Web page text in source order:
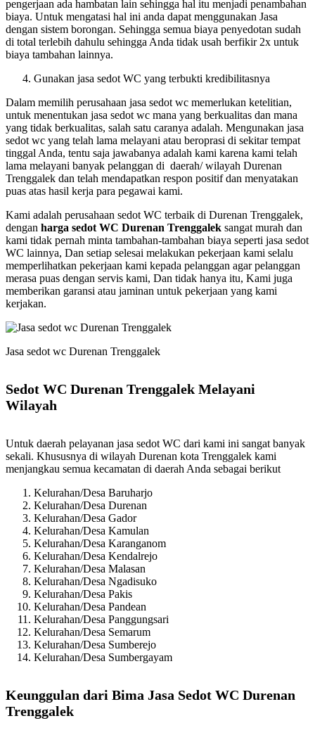
pengerjaan ada hambatan lain sehingga hal itu menjadi penambahan
biaya. Untuk mengatasi hal ini anda dapat menggunakan Jasa
dengan sistem borongan. Sehingga semua biaya penyedotan sudah
di total terlebih dahulu sehingga Anda tidak usah berfikir 2x untuk
biaya tambahan lainnya.
Gunakan jasa sedot WC yang terbukti kredibilitasnya
Dalam memilih perusahaan jasa sedot wc memerlukan ketelitian,
untuk menentukan jasa sedot wc mana yang berkualitas dan mana
yang tidak berkualitas, salah satu caranya adalah. Mengunakan jasa
sedot wc yang telah lama melayani atau beroprasi di sekitar tempat
tinggal Anda, tentu saja jawabanya adalah kami karena kami telah
lama melayani banyak pelanggan di daerah/ wilayah Durenan
Trenggalek dan telah mendapatkan respon positif dan menyatakan
puas atas hasil kerja para pegawai kami.
Kami adalah perusahaan sedot WC terbaik di Durenan Trenggalek,
dengan harga sedot WC Durenan Trenggalek sangat murah dan
kami tidak pernah minta tambahan-tambahan biaya seperti jasa sedot
WC lainnya, Dan setiap selesai melakukan pekerjaan kami selalu
memperlihatkan pekerjaan kami kepada pelanggan agar pelanggan
merasa puas dengan servis kami, Dan tidak hanya itu, Kami juga
memberikan garansi atau jaminan untuk pekerjaan yang kami
kerjakan.
Jasa sedot wc Durenan Trenggalek
Sedot WC Durenan Trenggalek Melayani
Wilayah
Untuk daerah pelayanan jasa sedot WC dari kami ini sangat banyak
sekali. Khususnya di wilayah Durenan kota Trenggalek kami
menjangkau semua kecamatan di daerah Anda sebagai berikut
Kelurahan/Desa Baruharjo
Kelurahan/Desa Durenan
Kelurahan/Desa Gador
Kelurahan/Desa Kamulan
Kelurahan/Desa Karanganom
Kelurahan/Desa Kendalrejo
Kelurahan/Desa Malasan
Kelurahan/Desa Ngadisuko
Kelurahan/Desa Pakis
Kelurahan/Desa Pandean
Kelurahan/Desa Panggungsari
Kelurahan/Desa Semarum
Kelurahan/Desa Sumberejo
Kelurahan/Desa Sumbergayam
Keunggulan dari Bima Jasa Sedot WC Durenan
Trenggalek